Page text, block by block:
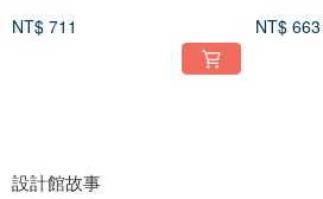
NT$ 711 NT$ 663
設計館故事